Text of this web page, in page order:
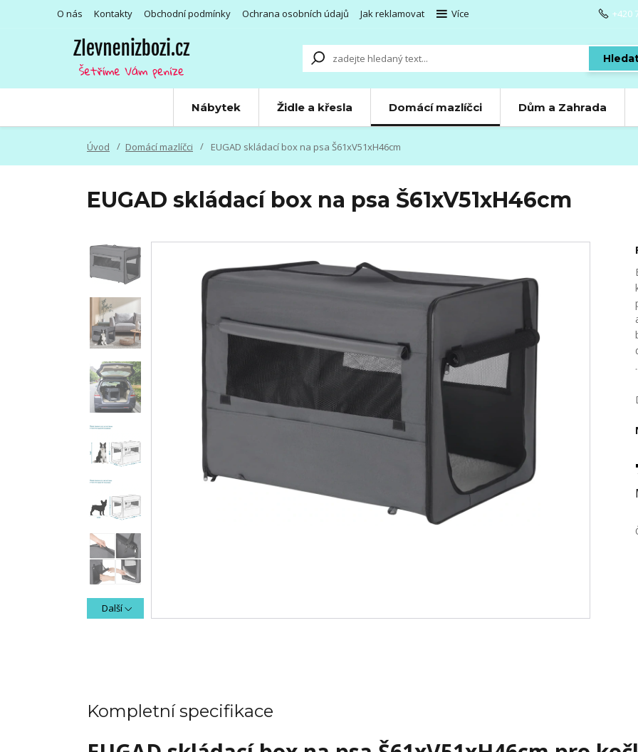
O nás Kontakty Obchodní podmínky Ochrana osobních údajů Jak reklamovat Více +420
Nábytek Židle a křesla Domácí mazlíčci Dům a Zahrada
Úvod Domácí mazlíčci EUGAD skládací box na psa Š61xV51xH46cm
EUGAD skládací box na psa Š61xV51xH46cm
Další
Kompletní specifikace